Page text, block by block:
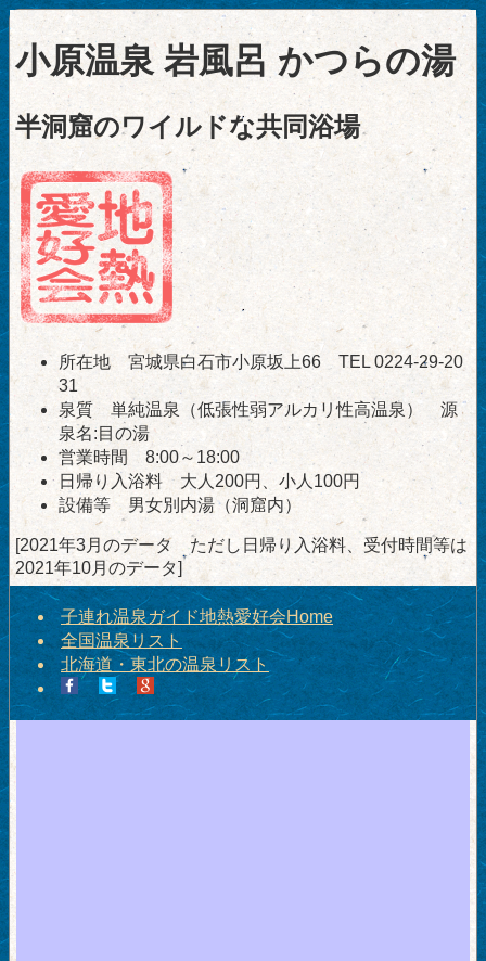
小原温泉 岩風呂 かつらの湯
半洞窟のワイルドな共同浴場
所在地 宮城県白石市小原坂上66 TEL 0224-29-20
31
泉質 単純温泉（低張性弱アルカリ性高温泉） 源
泉名:目の湯
営業時間 8:00～18:00
日帰り入浴料 大人200円、小人100円
設備等 男女別内湯（洞窟内）
[2021年3月のデータ ただし日帰り入浴料、受付時間等は
2021年10月のデータ]
子連れ温泉ガイド地熱愛好会Home
全国温泉リスト
北海道・東北の温泉リスト